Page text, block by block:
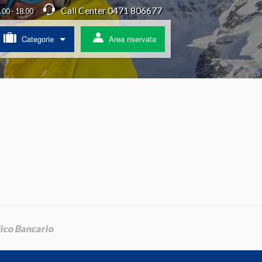
- 18.00 Call Center 0471 806677
Categorie Area riservata